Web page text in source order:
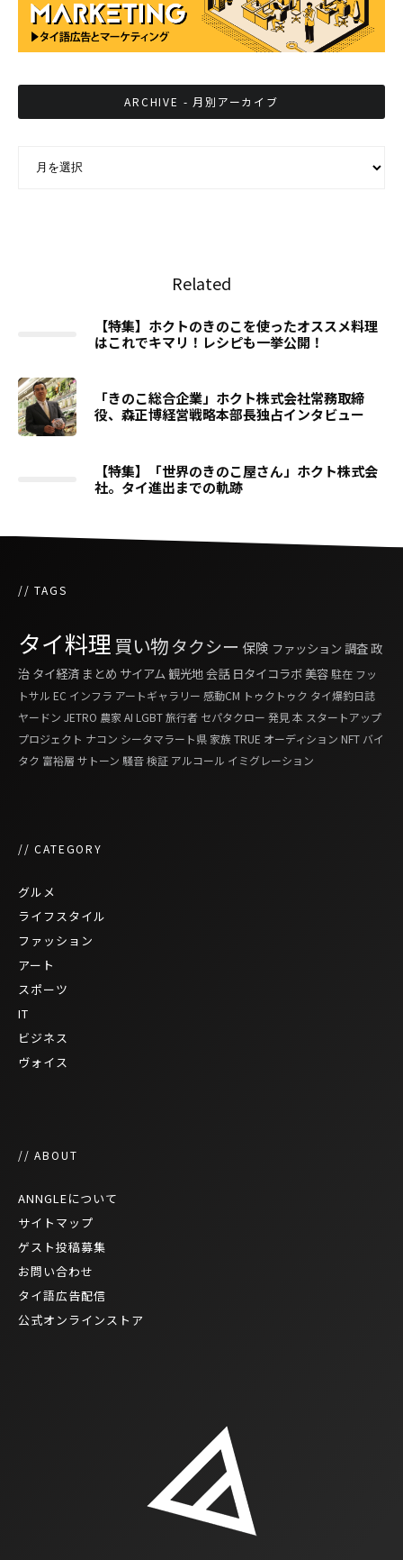
ARCHIVE - 月別アーカイブ
Related
【特集】ホクトのきのこを使ったオススメ料理
はこれでキマリ！レシピも一挙公開！
「きのこ総合企業」ホクト株式会社常務取締
役、森正博経営戦略本部長独占インタビュー
【特集】「世界のきのこ屋さん」ホクト株式会
社。タイ進出までの軌跡
// TAGS
タイ料理 買い物タクシー 保険 ファッション調査政
治 タイ経済 まとめ サイアム 観光地会話 日タイコラボ美容 駐在 フッ
トサル EC インフラ アートギャラリー 感動CM トゥクトゥク タイ爆釣日誌
ヤードン JETRO 農家 AI LGBT旅行者 セパタクロー 発見本 スタートアップ
プロジェクト ナコン シータマラート県 家族TRUE オーディション NFT バイ
タク 富裕層 サトーン 騒音検証 アルコール イミグレーション
// CATEGORY
グルメ
ライフスタイル
ファッション
アート
スポーツ
IT
ビジネス
ヴォイス
// ABOUT
ANNGLEについて
サイトマップ
ゲスト投稿募集
お問い合わせ
タイ語広告配信
公式オンラインストア